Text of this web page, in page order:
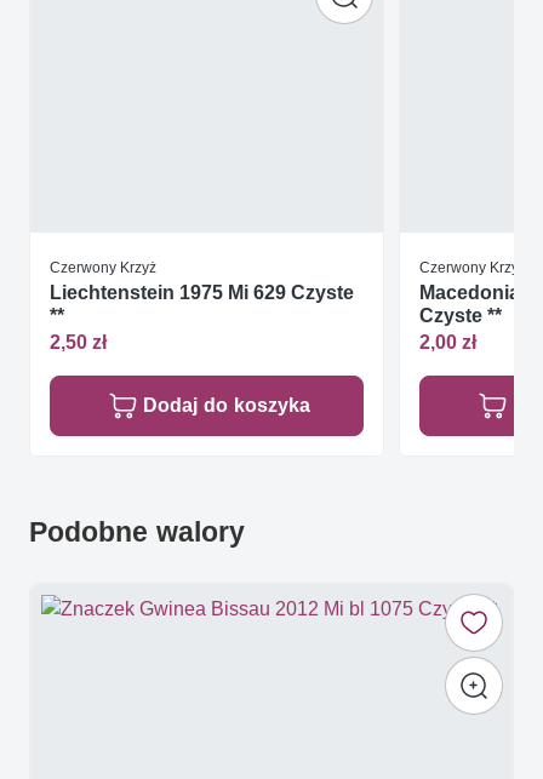
Czerwony Krzyż
Liechtenstein 1975 Mi 629 Czyste
**
2,50 zł
Dodaj do koszyka
Czerwony Krzyż
Macedonia
Czyste **
2,00 zł
Podobne walory